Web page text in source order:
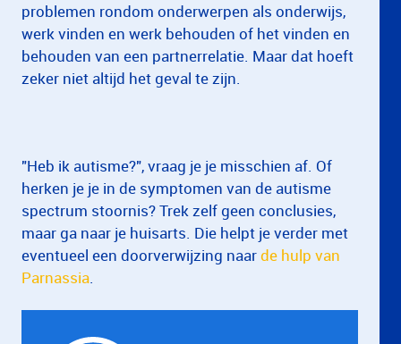
problemen rondom onderwerpen als onderwijs,
werk vinden en werk behouden of het vinden en
behouden van een partnerrelatie. Maar dat hoeft
zeker niet altijd het geval te zijn.
"Heb ik autisme?", vraag je je misschien af. Of
herken je je in de symptomen van de autisme
spectrum stoornis? Trek zelf geen conclusies,
maar ga naar je huisarts. Die helpt je verder met
eventueel een doorverwijzing naarde hulp van
Parnassia.